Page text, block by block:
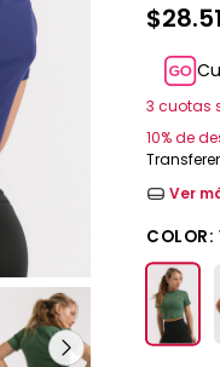
3 cuotas
10% de
Ver
COLOR: